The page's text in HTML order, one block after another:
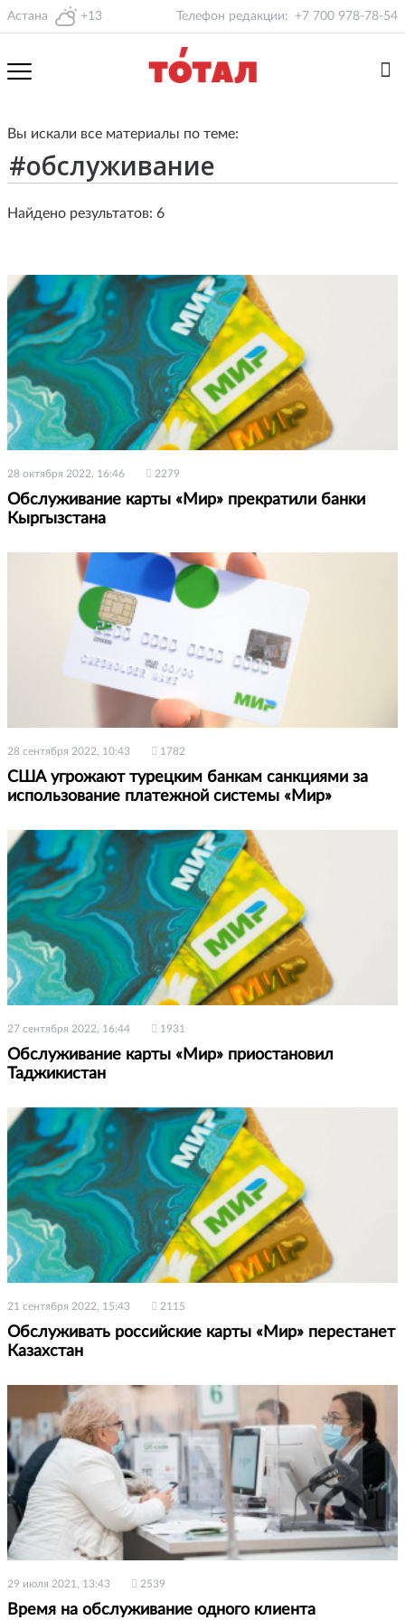
Астана +13 Телефон редакции: +7 700 978-78-54
Вы искали все материалы по теме:
Найдено результатов: 6
28 октября 2022, 16:46 2279
Обслуживание карты «Мир» прекратили банки
Кыргызстана
28 сентября 2022, 10:43 1782
США угрожают турецким банкам санкциями за
использование платежной системы «Мир»
27 сентября 2022, 16:44 1931
Обслуживание карты «Мир» приостановил
Таджикистан
21 сентября 2022, 15:43 2115
Обслуживать российские карты «Мир» перестанет
Казахстан
29 июля 2021, 13:43 2539
Время на обслуживание одного клиента